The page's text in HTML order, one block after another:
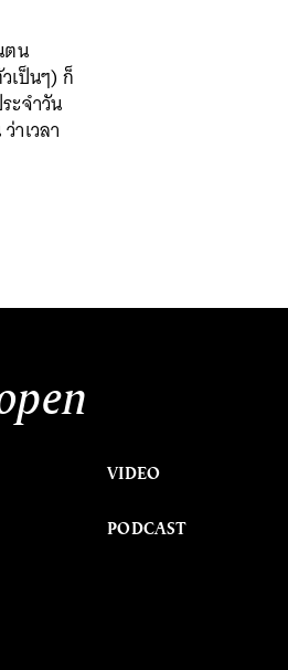
ตน
เป็นๆ) ก็
ะจำวัน
าเวลา
VIDEO
PODCAST